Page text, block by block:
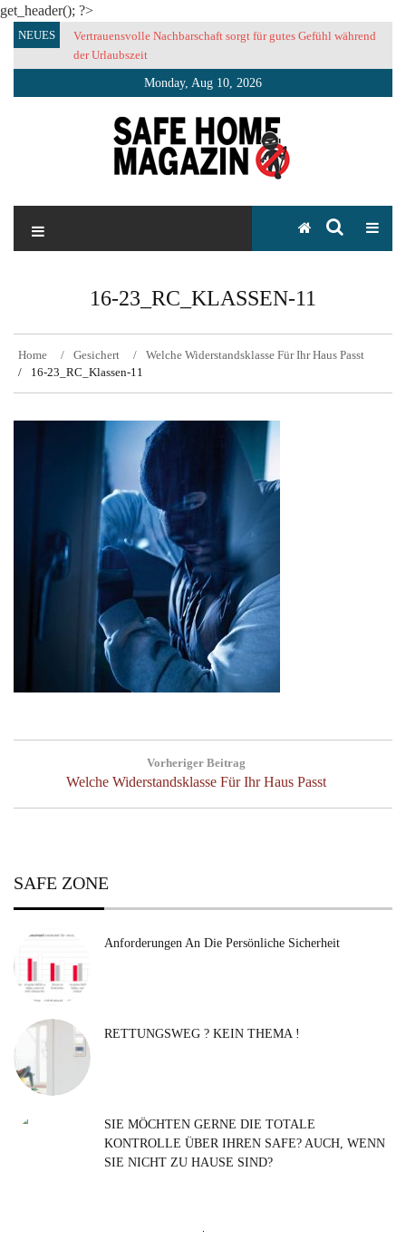
get_header(); ?>
SkipNEUES
Vertrauensvolle Nachbarschaft sorgt für gutes Gefühl während
der Urlaubszeit
Monday, Aug 10, 2026
SAFE HOME Magazin
16-23_RC_KLASSEN-11
Home Gesichert
Welche Widerstandsklasse Für Ihr Haus Passt
16-23_RC_Klassen-11
Vorheriger Beitrag
Previous
Welche Widerstandsklasse Für Ihr Haus Passt
SAFE ZONE
Anforderungen An Die Persönliche Sicherheit
RETTUNGSWEG ? KEIN THEMA !
SIE MÖCHTEN GERNE DIE TOTALE
KONTROLLE ÜBER IHREN SAFE? AUCH, WENN
SIE NICHT ZU HAUSE SIND?